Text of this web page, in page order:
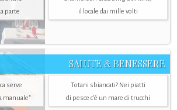
parte
il locale dai mille volti
SALUTE & BENESSERE
serve
manuale"
Totani sbiancati? Nei piatti
di pesce c'è un mare di trucchi